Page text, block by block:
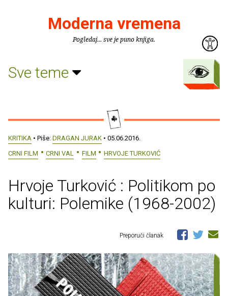
Moderna vremena
Pogledaj... sve je puno knjiga.
Sve teme
KRITIKA • Piše: DRAGAN JURAK • 05.06.2016.
CRNI FILM
CRNI VAL FILM HRVOJE TURKOVIĆ
Hrvoje Turković : Politikom po
kulturi: Polemike (1968-2002)
Preporuči članak